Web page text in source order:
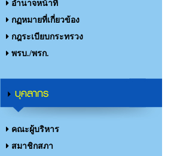
อำนาจหน้าที่
กฏหมายที่เกี่ยวข้อง
กฎระเบียบกระทรวง
พรบ./พรก.
บุคลากร
คณะผู้บริหาร
สมาชิกสภา